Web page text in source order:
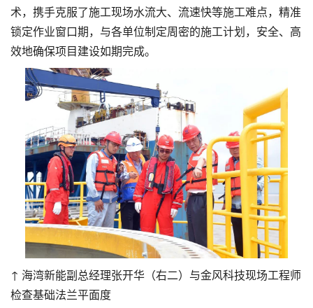
术，携手克服了施工现场水流大、流速快等施工难点，精准
锁定作业窗口期，与各单位制定周密的施工计划，安全、高
效地确保项目建设如期完成。
↑ 海湾新能副总经理张开华（右二）与金风科技现场工程师
检查基础法兰平面度